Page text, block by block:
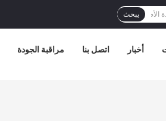
يبحث
مراقبة الجودة اتصل بنا أخبار